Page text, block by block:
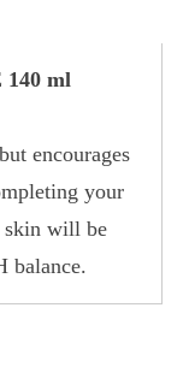
ml
encourages
your
skin will be
balance.